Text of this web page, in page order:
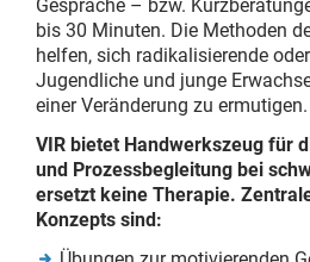
Gespräche – bzw.
bis 30 Minuten. Die Methoden
helfen, sich radikalisierende
Jugendliche und junge
einer Veränderung zu ermutigen.
VIR bietet Handwerkszeug für
und Prozessbegleitung bei
ersetzt keine Therapie.
Konzepts sind: